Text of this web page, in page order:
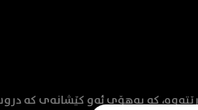
کە بەهۆی ئەو کێشانەی کە